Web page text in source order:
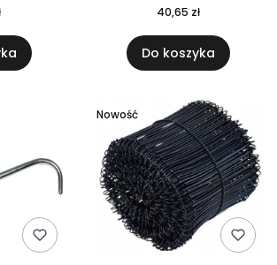
40,65 zł
Do koszyka
Nowość